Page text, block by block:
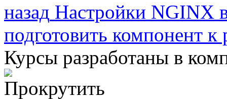
назад Настройки NGINX
подготовить компонент к
Курсы разработаны в